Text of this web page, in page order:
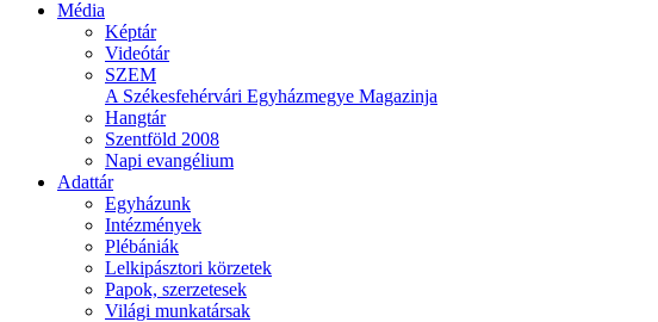
Média
Képtár
Videótár
SZEM
A Székesfehérvári Egyházmegye Magazinja
Hangtár
Szentföld 2008
Napi evangélium
Adattár
Egyházunk
Intézmények
Plébániák
Lelkipásztori körzetek
Papok, szerzetesek
Világi munkatársak